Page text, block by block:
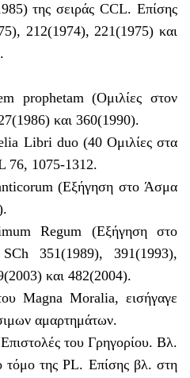
της σειράς CCL. Επίσης
212(1974), 221(1975) και
prophetam (Ομιλίες στον
και 360(1990).
Libri duo (40 Ομιλίες στα
76, 1075-1312.
(Εξήγηση στο Άσμα
Regum (Εξήγηση στο
351(1989), 391(1993),
και 482(2004).
Magna Moralia, εισήγαγε
αμαρτημάτων.
του Γρηγορίου. Βλ.
τόμο της PL. Επίσης βλ. στη